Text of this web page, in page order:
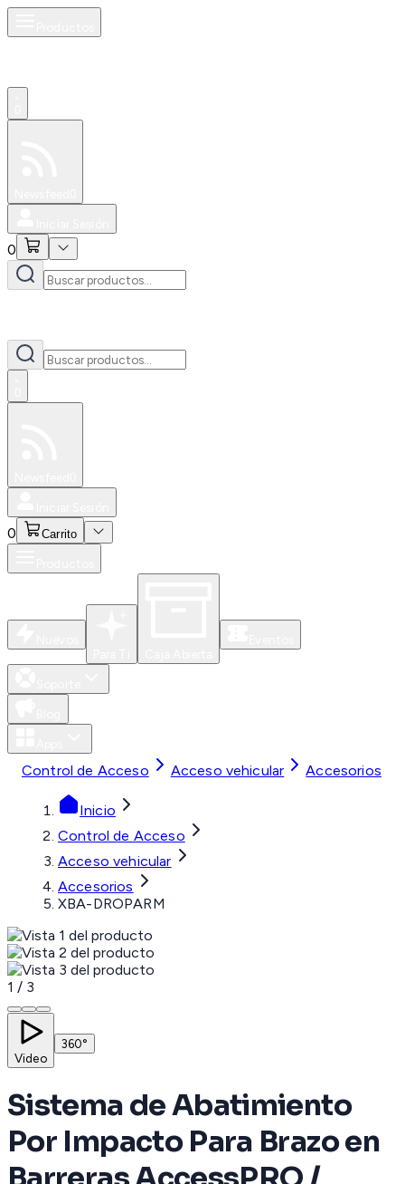
0
0 Carrito
Control de Acceso Acceso vehicular Accesorios
Inicio
Control de Acceso
Acceso vehicular
Accesorios
XBA-DROPARM
1 / 3
Video
360°
Sistema de Abatimiento
Por Impacto Para Brazo en